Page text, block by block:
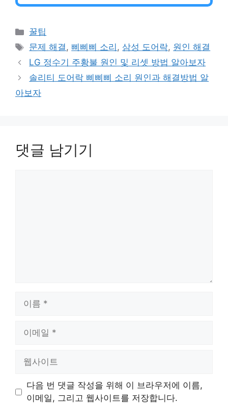
카
테
리
꿀팁
태
그
문제 해결 , 삐삐삐 소리 , 삼성 도어락, 원인 해결
LG 정수기 주황불 원인 및 리셋 방법 알아보자
솔리티 도어락 삐삐삐 소리 원인과 해결방법 알
아보자
댓글 남기기
트
다음 번 댓글 작성을 위해 이 브라우저에 이름,
이메일, 그리고 웹사이트를 저장합니다.